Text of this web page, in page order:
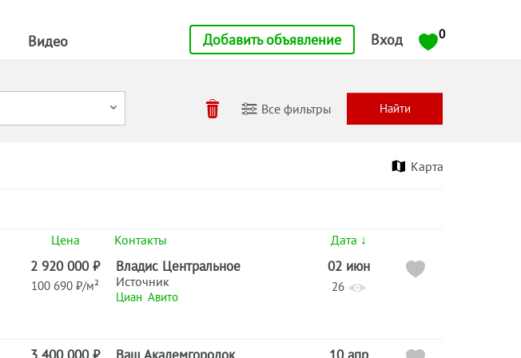
Видео Добавить объявление Вход 0
Все фильтры
Карта
Цена Контакты Дата ↓
2 920 000 ₽
100 690 ₽/м²
Владис Центральное
Источник
Циан Авито
02 июн
26